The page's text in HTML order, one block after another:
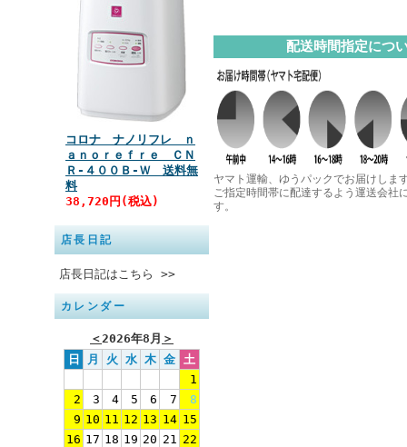
コロナ ナノリフレ ｎ
ａｎｏｒｅｆｒｅ ＣＮ
Ｒ‐４００Ｂ‐Ｗ 送料無
料
38,720円(税込)
店長日記
店長日記はこちら >>
カレンダー
＜2026年8月 ＞
日
月 火 水 木 金 土
1
2
3 4 5 6 7
8
9 10 11 12 13 14 15
16 17 18 19 20 21 22
配送時間指定につ
ヤマト運輸、ゆうパックでお届けしま
ご指定時間帯に配達するよう運送会社
す。